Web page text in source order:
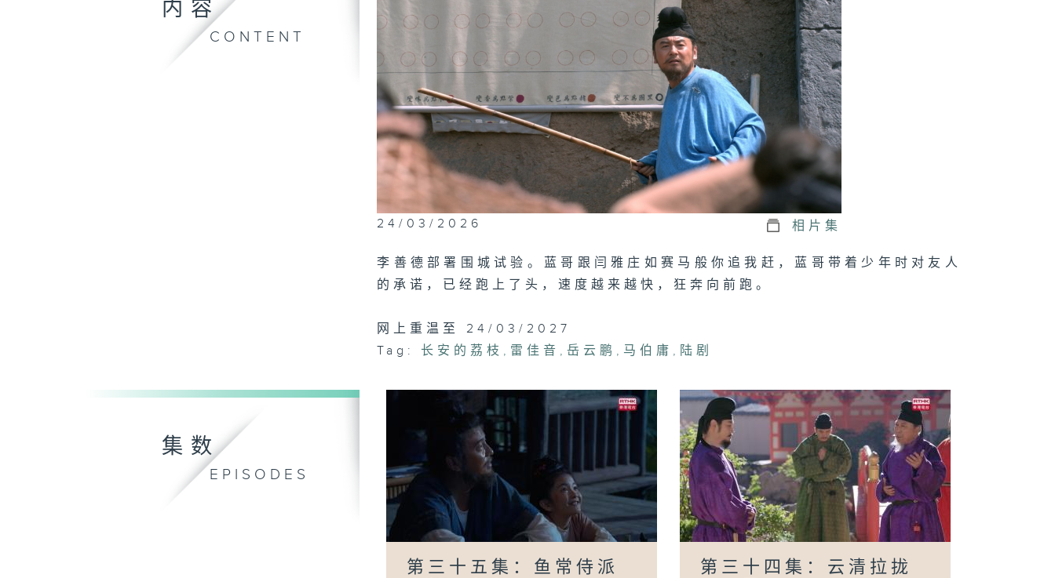
第二十九集：鱼朝
恩与李善德处理荔
枝转运
第二十八集：李善
德拿到腰牌
第二十七集：鱼常
侍办好了批文
第二十六集：李善
德求告无门
内容
CONTENT
24/03/2026 相片集
李善德部署围城试验。蓝哥跟闫雅庄如赛马般你追我赶，蓝哥带着少年时对友人
的承诺，已经跑上了头，速度越来越快，狂奔向前跑。
网上重温至 24/03/2027
Tag:
长安的荔枝 , 雷佳音 ,岳云鹏 , 马伯庸 , 陆剧
集数
EPISODES
第三十五集：鱼常侍派
第三十四集：云清拉拢